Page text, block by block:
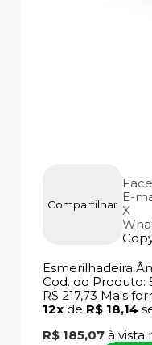
Compartilhar E-
X
Esmerilhadeira
Cod. do Produto:
R$ 217,73 Mais
12x de R$ 18,14
R$ 185,07 à vista